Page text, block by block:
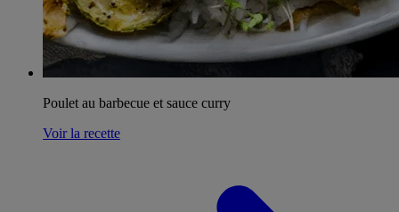
Poulet au barbecue et sauce curry
Voir la recette